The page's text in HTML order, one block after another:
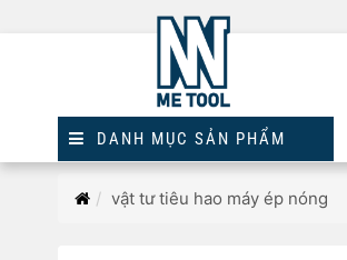
DANH MỤC SẢN PHẨM
Trangvật tư tiêu hao máy ép nóng